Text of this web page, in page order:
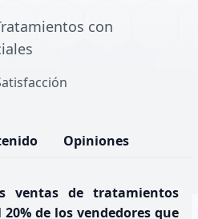
con
Opiniones
ventas de tratamientos
de los vendedores que